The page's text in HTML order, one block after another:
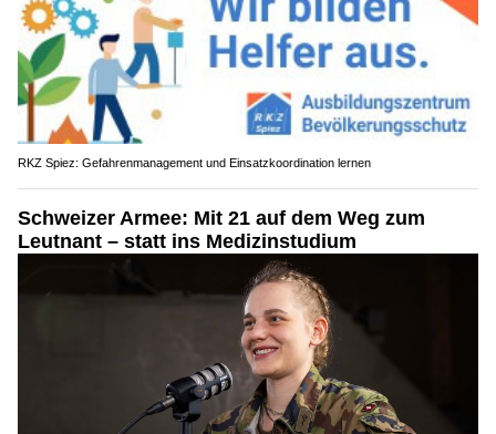
RKZ Spiez: Gefahrenmanagement und Einsatzkoordination lernen
Schweizer Armee: Mit 21 auf dem Weg zum
Leutnant – statt ins Medizinstudium